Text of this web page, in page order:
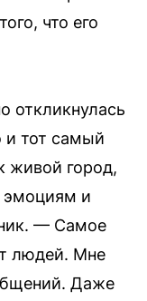
что его
откликнулась
и тот самый
живой город,
эмоциям и
— Самое
людей. Мне
Даже